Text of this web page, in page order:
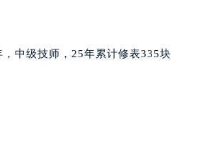
前预约）
前预约）
前预约）
服务中心（需提前预约）
中级技师，25年累计修表335块